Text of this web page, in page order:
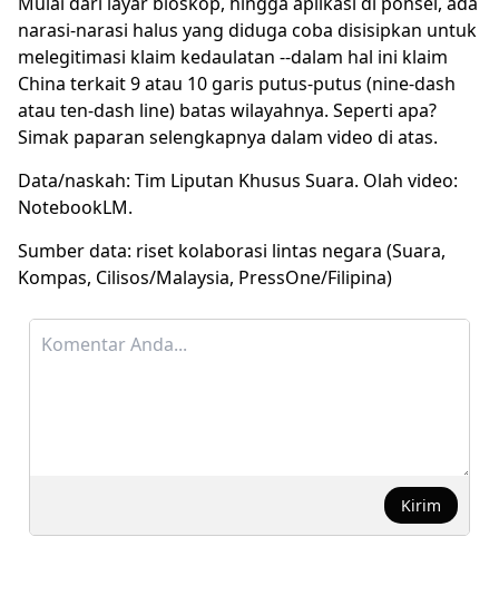
narasi-narasi halus yang diduga coba disisipkan untuk
melegitimasi klaim kedaulatan --dalam hal ini klaim
China terkait 9 atau 10 garis putus-putus (nine-dash
atau ten-dash line) batas wilayahnya. Seperti apa?
Simak paparan selengkapnya dalam video di atas.
Data/naskah: Tim Liputan Khusus Suara. Olah video:
NotebookLM.
Sumber data: riset kolaborasi lintas negara (Suara,
Kompas, Cilisos/Malaysia, PressOne/Filipina)
Kirim